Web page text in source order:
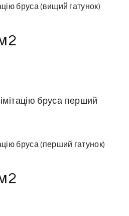
бруса (вищий гатунок)
бруса (перший гатунок)